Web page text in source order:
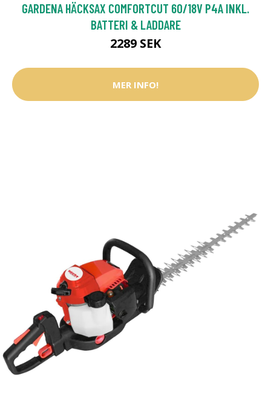
GARDENA HÄCKSAX COMFORTCUT 60/18V P4A INKL.
BATTERI & LADDARE
2289 SEK
MER INFO!